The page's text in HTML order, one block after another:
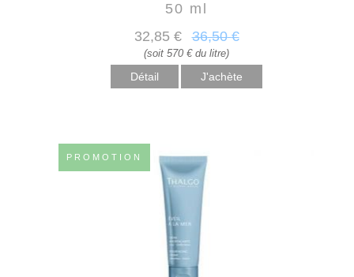
50 ml
32,85 € 36,50 €
(soit 570 € du litre)
Détail
PROMOTION